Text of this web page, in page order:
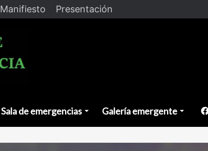
Manifiesto Presentación
Sala de emergencias Galería emergente